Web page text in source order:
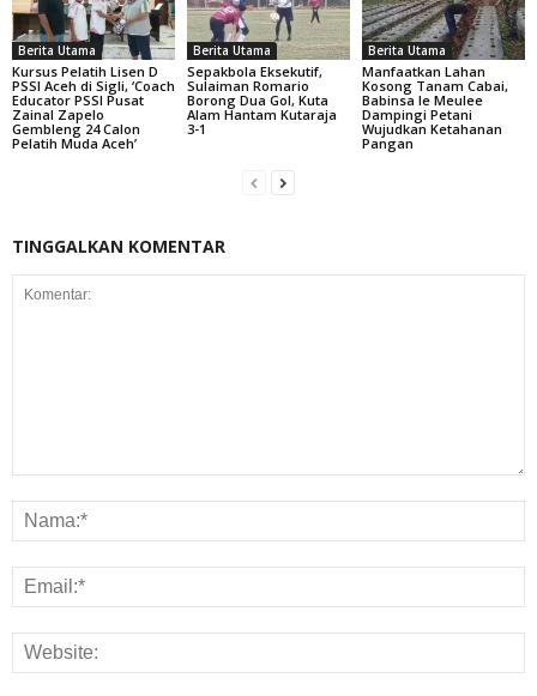
Berita Utama
Kursus Pelatih Lisen D
PSSI Aceh di Sigli, ‘Coach
Educator PSSI Pusat
Zainal Zapelo
Gembleng 24 Calon
Pelatih Muda Aceh’
Berita Utama
Sepakbola Eksekutif,
Sulaiman Romario
Borong Dua Gol, Kuta
Alam Hantam Kutaraja
3-1
Berita Utama
Manfaatkan Lahan
Kosong Tanam Cabai,
Babinsa Ie Meulee
Dampingi Petani
Wujudkan Ketahanan
Pangan
TINGGALKAN KOMENTAR